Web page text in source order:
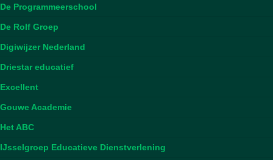
De Programmeerschool
De Rolf Groep
Digiwijzer Nederland
Driestar educatief
Excellent
Gouwe Academie
Het ABC
IJsselgroep Educatieve Dienstverlening